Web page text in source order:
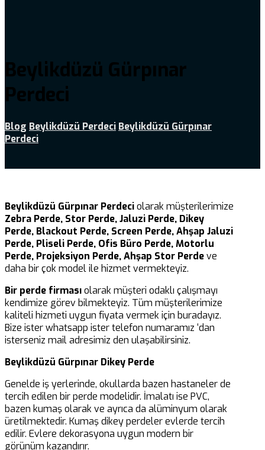
Beylikdüzü Gürpınar
Perdeci
Blog Beylikdüzü Perdeci Beylikdüzü Gürpınar
Perdeci
Beylikdüzü Gürpınar Perdeciolarak müşterilerimize
Zebra Perde, Stor Perde, Jaluzi Perde, Dikey
Perde, Blackout Perde, Screen Perde, Ahşap Jaluzi
Perde, Pliseli Perde, Ofis Büro Perde, Motorlu
Perde, Projeksiyon Perde, Ahşap Stor Perdeve
daha bir çok model ile hizmet vermekteyiz.
Bir perde firmasıolarak müşteri odaklı çalışmayı
kendimize görev bilmekteyiz. Tüm müşterilerimize
kaliteli hizmeti uygun fiyata vermek için buradayız.
Bize ister whatsapp ister telefon numaramız ‘dan
isterseniz mail adresimiz den ulaşabilirsiniz.
Beylikdüzü Gürpınar Dikey Perde
Genelde iş yerlerinde, okullarda bazen hastaneler de
tercih edilen bir perde modelidir. İmalatı ise PVC,
bazen kumaş olarak ve ayrıca da alüminyum olarak
üretilmektedir. Kumaş dikey perdeler evlerde tercih
edilir. Evlere dekorasyona uygun modern bir
görünüm kazandırır.